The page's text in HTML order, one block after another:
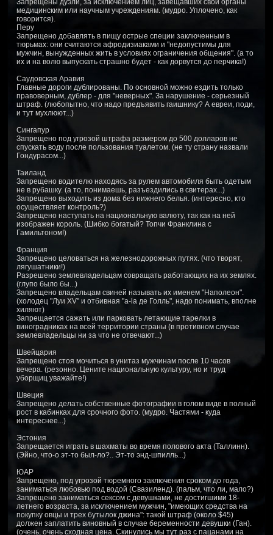
Запрещены дуэли, за исключением лиц, завещавших свои органы
медицинским или научным учреждениям. (мудро. Уплочено, как
говорится).
Перу
Запрещено добавлять в пищу острые специи заключенным в
тюрьмах: они считаются афродизиаками и "недопустимы для
мужчин, вынужденных жить в условиях ограничения общения". (а то
их и на волю выпускать страшно будет - как дорвутся до перчика!)
Саудовская Аравия
Главные дороги дублированы. По основной можно ездить только
правоверным, дублер - для "неверных". За нарушение - серьезный
штраф. (любопытно, что надо предъявить гаишнику? А евреи, поди,
и тут мухлюют...)
Сингапур
Запрещено под угрозой штрафа размером до 500 долларов не
спускать воду после пользования туалетом. (не ту страну назвали
Гондурасом...)
Таиланд
Запрещено водителю находясь за рулем автомобиля быть одетым
не в рубашку. (а то, понимаешь, разъездились в свитерах...)
Запрещено выходить из дома без нижнего белья. (интересно, кто
осуществляет контроль?)
Запрещено наступать на национальную валюту, так как на ней
изображен король. (Шибко богатый? Топчи Франклина с
Гамильтоном!)
Франция
Запрещено целоваться на железнодорожных путях. (что творят,
лягушатники!)
Разрешено землевладельцам совращать работающих на их землях.
(глупо было бы...)
Запрещено владельцам свиней называть их именем "Наполеон".
(холодец "Луи XV" и отбивная "a-la де Голль", надо понимать, вполне
хиляют)
Запрещается сажать или парковать летающие тарелки в
виноградниках на всей территории страны (в противном случае
землевладельцы ни за что не отвечают...)
Швейцария
Запрещено стоя мочиться в унитаз мужчинам после 10 часов
вечера. (резонно. Цените национальную культуру, но и труд
уборщиц уважайте!)
Швеция
Запрещено делать собственные фотографии в голом виде в полный
рост в кабинках для срочного фото. (мудро. Частями - куда
интереснее...)
Эстония
Запрещается играть в шахматы во время полового акта (Таллинн).
(Эйно, что-о эт-то был-ло?.. Эт-то энд-шпилль...)
ЮАР
Запрещено, под угрозой тюремного заключения сроком до года,
заниматься любовью под водой (Свазиленд). (пальм, что ли, мало?)
Запрещено заниматься сексом с девушками, не достигшими 18-
летнего возраста, за исключением мужчин, "имеющих средства на
покупку овцы и трех бутылок джина": такой штраф (около $45)
должен заплатить виновный в случае беременности девушки (Ган).
(очень, очень сходная цена. Скинулись мы тут раз с пацанами на